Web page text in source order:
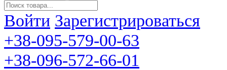
Войти Зарегистрироваться
+38-095-579-00-63
+38-096-572-66-01